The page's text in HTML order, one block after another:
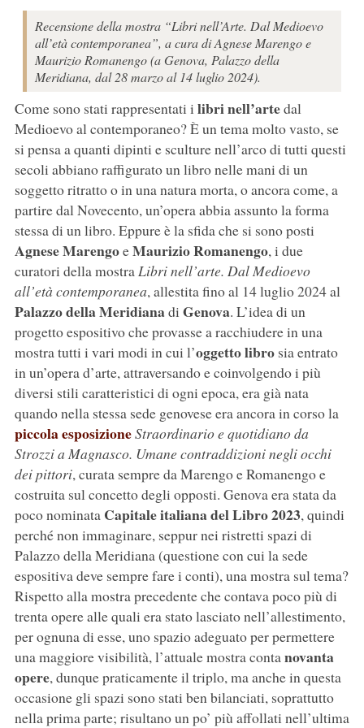
Recensione della mostra “Libri nell’Arte. Dal Medioevo
all’età contemporanea”, a cura di Agnese Marengo e
Maurizio Romanengo (a Genova, Palazzo della
Meridiana, dal 28 marzo al 14 luglio 2024).
Come sono stati rappresentati i libri nell’artedal
Medioevo al contemporaneo? È un tema molto vasto, se
si pensa a quanti dipinti e sculture nell’arco di tutti questi
secoli abbiano raffigurato un libro nelle mani di un
soggetto ritratto o in una natura morta, o ancora come, a
partire dal Novecento, un’opera abbia assunto la forma
stessa di un libro. Eppure è la sfida che si sono posti
Agnese MarengoeMaurizio Romanengo, i due
curatori della mostraLibri nell’arte. Dal Medioevo
all’età contemporanea, allestita fino al 14 luglio 2024 al
Palazzo della Meridianadi Genova. L’idea di un
progetto espositivo che provasse a racchiudere in una
mostra tutti i vari modi in cui l’oggetto libro sia entrato
in un’opera d’arte, attraversando e coinvolgendo i più
diversi stili caratteristici di ogni epoca, era già nata
quando nella stessa sede genovese era ancora in corso la
piccola esposizioneStraordinario e quotidiano da
Strozzi a Magnasco. Umane contraddizioni negli occhi
dei pittori, curata sempre da Marengo e Romanengo e
costruita sul concetto degli opposti. Genova era stata da
poco nominata Capitale italiana del Libro 2023, quindi
perché non immaginare, seppur nei ristretti spazi di
Palazzo della Meridiana (questione con cui la sede
espositiva deve sempre fare i conti), una mostra sul tema?
Rispetto alla mostra precedente che contava poco più di
trenta opere alle quali era stato lasciato nell’allestimento,
per ognuna di esse, uno spazio adeguato per permettere
una maggiore visibilità, l’attuale mostra contanovanta
opere, dunque praticamente il triplo, ma anche in questa
occasione gli spazi sono stati ben bilanciati, soprattutto
nella prima parte; risultano un po’ più affollati nell’ultima